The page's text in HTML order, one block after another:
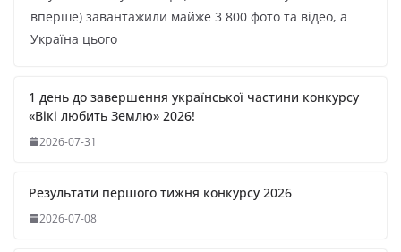
вперше) завантажили майже 3 800 фото та відео, а
Україна цього
1 день до завершення української частини конкурсу
«Вікі любить Землю» 2026!
2026-07-31
Результати першого тижня конкурсу 2026
2026-07-08